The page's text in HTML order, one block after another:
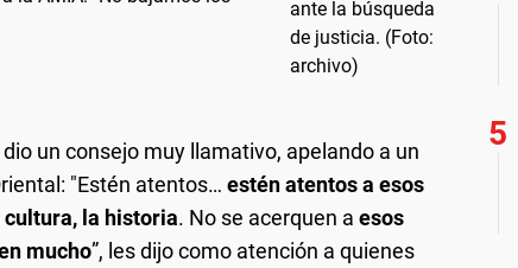
un consejo muy llamativo, apelando a un
"Estén atentos… estén atentos a esos
la historia. No se acerquen a esos
mucho”, les dijo como atención a quienes